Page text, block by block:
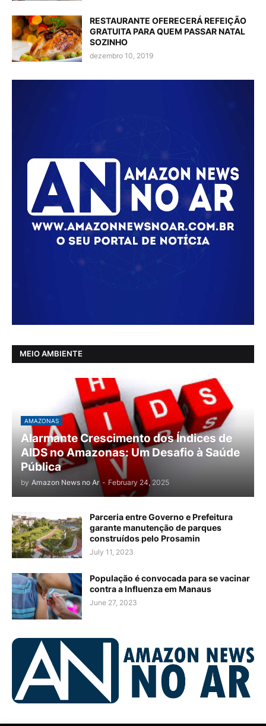
RESTAURANTE OFERECERÁ REFEIÇÃO
GRATUITA PARA QUEM PASSAR NATAL
SOZINHO
dezembro 10, 2019
MEIO AMBIENTE
AMAZONAS
Alarmante Crescimento dos Índices de
AIDS no Amazonas: Um Desafio à Saúde
Pública
by Amazon News no Ar - February 24, 2025
Parceria entre Governo e Prefeitura
garante manutenção de parques
construídos pelo Prosamin
July 11, 2023
População é convocada para se vacinar
contra a Influenza em Manaus
June 27, 2023